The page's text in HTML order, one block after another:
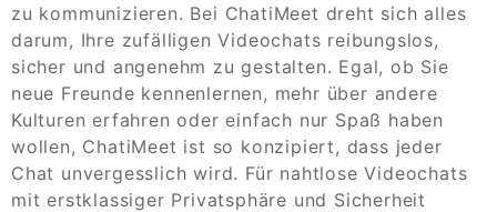
zu kommunizieren. Bei ChatiMeet dreht sich alles
darum, Ihre zufälligen Videochats reibungslos,
sicher und angenehm zu gestalten. Egal, ob Sie
neue Freunde kennenlernen, mehr über andere
Kulturen erfahren oder einfach nur Spaß haben
wollen, ChatiMeet ist so konzipiert, dass jeder
Chat unvergesslich wird. Für nahtlose Videochats
mit erstklassiger Privatsphäre und Sicherheit